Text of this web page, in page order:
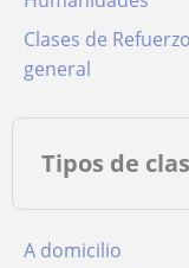
Clases de
general
Tipos de
a domicilio